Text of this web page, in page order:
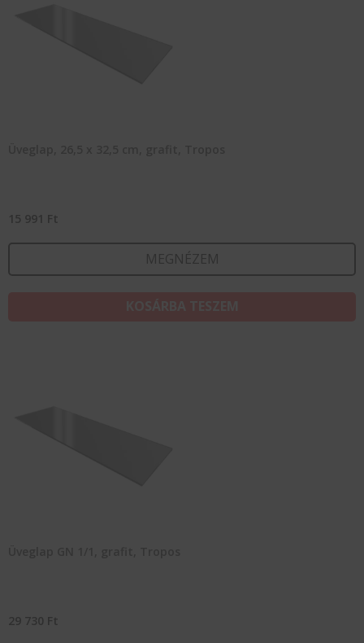
15 991 Ft
MEGNÉZEM
29 730 Ft